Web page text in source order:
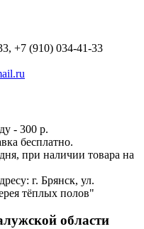
+7 (910) 034-41-33
- 300 р.
бесплатно.
при наличии товара на
г. Брянск, ул.
тёплых полов"
области